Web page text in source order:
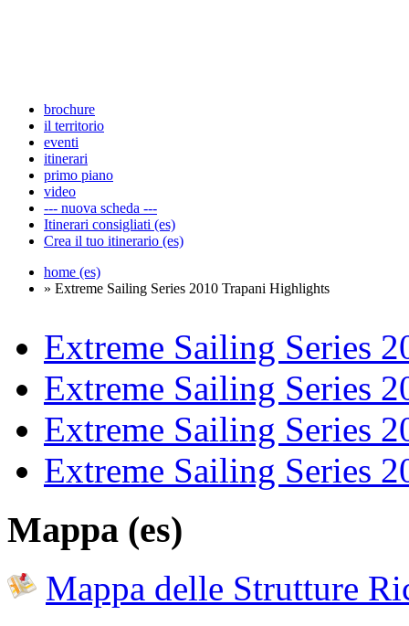
brochure
il territorio
eventi
itinerari
primo piano
video
--- nuova scheda ---
Itinerari consigliati (es)
Crea il tuo itinerario (es)
home (es)
» Extreme Sailing Series 2010 Trapani Highlights
Extreme Sailing Series
Extreme Sailing Series
Extreme Sailing Series
Extreme Sailing Series
Mappa (es)
Mappa delle Strutture